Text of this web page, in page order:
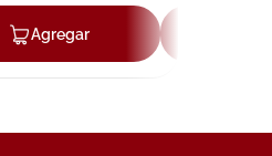
AgregarAgregar